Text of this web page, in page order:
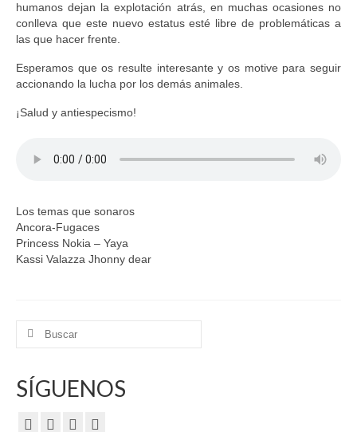
humanos dejan la explotación atrás, en muchas ocasiones no
conlleva que este nuevo estatus esté libre de problemáticas a
las que hacer frente.
Esperamos que os resulte interesante y os motive para seguir
accionando la lucha por los demás animales.
¡Salud y antiespecismo!
Los temas que sonaros
Ancora-Fugaces
Princess Nokia – Yaya
Kassi Valazza Jhonny dear
Buscar
SÍGUENOS